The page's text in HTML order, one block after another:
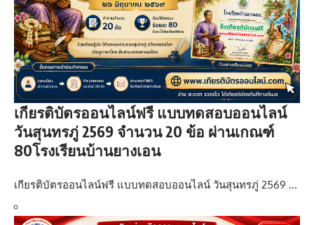
เกียรติบัตรออนไลน์ฟรี แบบทดสอบออนไลน์
วันสุนทรภู่ 2569 จำนวน 20 ข้อ ผ่านเกณฑ์
80โรงเรียนบ้านยางเอน
เกียรติบัตรออนไลน์ฟรี แบบทดสอบออนไลน์ วันสุนทรภู่ 2569 …